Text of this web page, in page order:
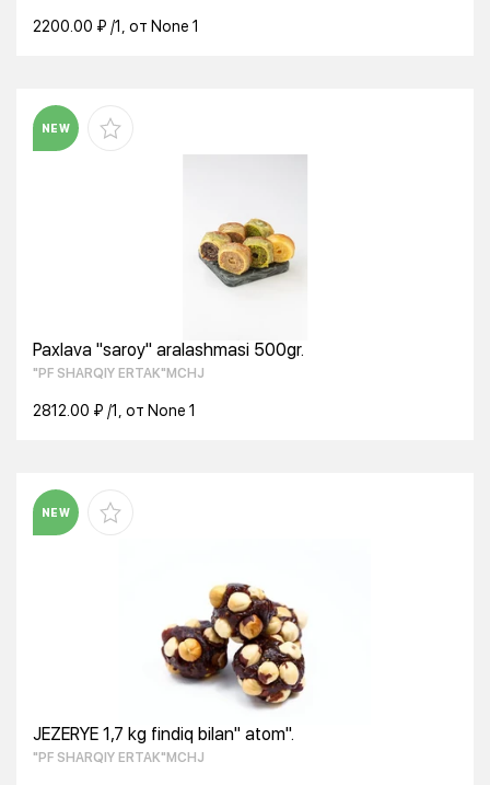
2200.00 ₽ /1, от None 1
NEW
Paxlava "saroy" aralashmasi 500gr.
"PF SHARQIY ERTAK"MCHJ
2812.00 ₽ /1, от None 1
NEW
JEZERYE 1,7 kg findiq bilan" atom".
"PF SHARQIY ERTAK"MCHJ